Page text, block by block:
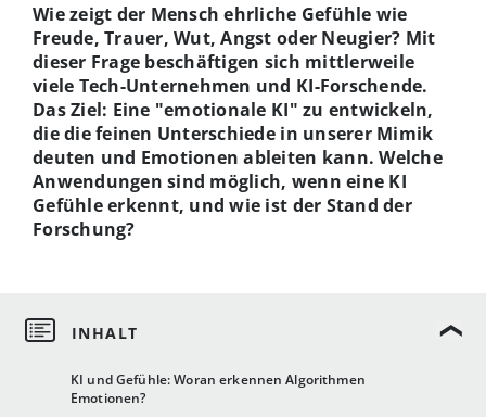
KI und Gefühle: Woran erkennen Algorithmen
Emotionen?
Wie zeigt der Mensch ehrliche Gefühle wie
Freude, Trauer, Wut, Angst oder Neugier? Mit
dieser Frage beschäftigen sich mittlerweile
viele Tech-Unternehmen und KI-Forschende.
Das Ziel: Eine "emotionale KI" zu entwickeln,
die die feinen Unterschiede in unserer Mimik
deuten und Emotionen ableiten kann. Welche
Anwendungen sind möglich, wenn eine KI
Gefühle erkennt, und wie ist der Stand der
Forschung?